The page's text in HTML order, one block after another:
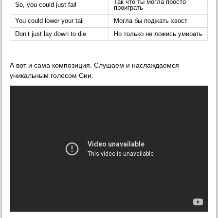
So, you could just fail
Так что ты могла просто
проиграть
You could lower your tail
Могла бы поджать хвост
Don’t just lay down to die
Но только не ложись умирать
А вот и сама композиция. Слушаем и наслаждаемся
уникальным голосом Сии.